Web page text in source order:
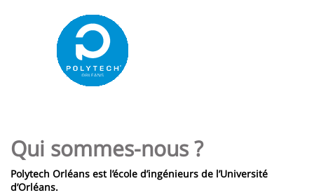
Qui sommes-nous ?
Polytech Orléans est l’école d’ingénieurs de l’Université
d’Orléans.